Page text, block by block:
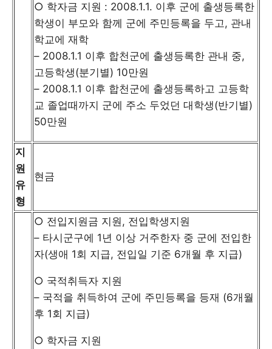
○ 학자금 지원 : 2008.1.1. 이후 군에 출생등록한
학생이 부모와 함께 군에 주민등록을 두고, 관내
학교에 재학
– 2008.1.1 이후 합천군에 출생등록한 관내 중,
고등학생(분기별) 10만원
– 2008.1.1 이후 합천군에 출생등록하고 고등학
교 졸업때까지 군에 주소 두었던 대학생(반기별)
50만원
지
원
유
형
현금
○ 전입지원금 지원, 전입학생지원
– 타시군구에 1년 이상 거주한자 중 군에 전입한
자(생애 1회 지급, 전입일 기준 6개월 후 지급)
○ 국적취득자 지원
– 국적을 취득하여 군에 주민등록을 등재 (6개월
후 1회 지급)
○ 학자금 지원